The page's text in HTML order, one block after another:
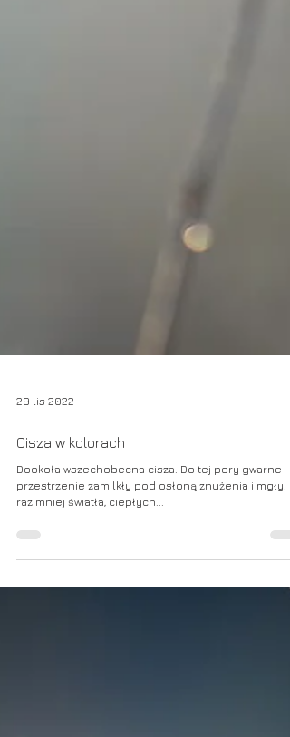
29 lis 2022
Cisza w kolorach
Dookoła wszechobecna cisza. Do tej pory gwarne